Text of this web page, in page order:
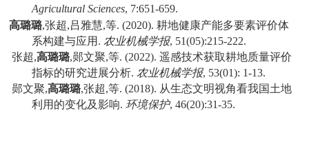
Agricultural Sciences, 7:651-659.
高璐璐,张超,吕雅慧,等. (2020).耕地健康产能多要素评价体
系构建与应用 . 农业机械学报, 51(05):215-222.
张超,高璐璐,郧文聚,等. (2022).遥感技术获取耕地质量评价
指标的研究进展分析. 农业机械学报, 53(01): 1-13.
郧文聚,高璐璐,张超,等. (2018). 从生态文明视角看我国土地
利用的变化及影响. 环境保护, 46(20):31-35.